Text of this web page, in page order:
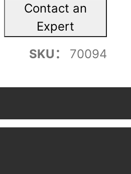
Contact an
Expert
SKU： 70094